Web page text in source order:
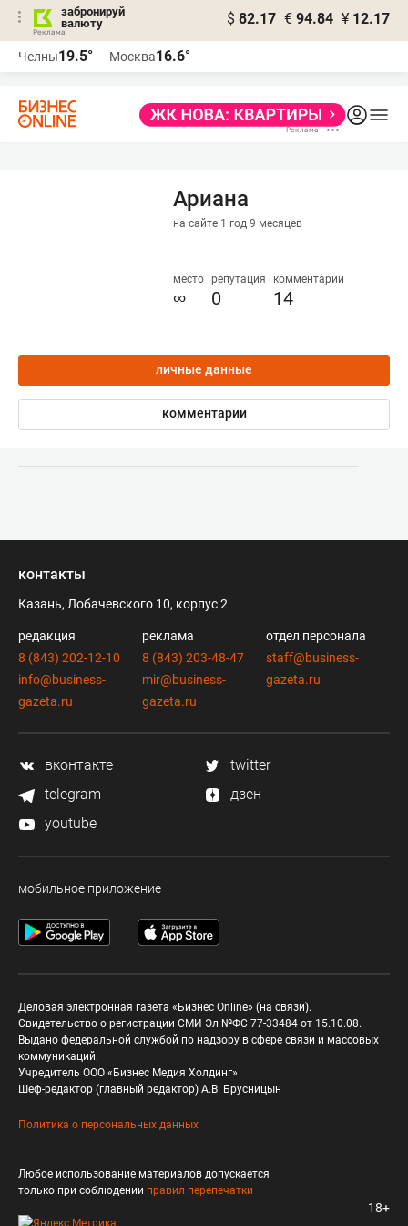
забронируй
валюту
$ 82.17 € 94.84 ¥ 12.17
Челны19.5° Москва16.6°
Ариана
на сайте 1 год 9 месяцев
место
∞
репутация
0
комментарии
14
личные данные
комментарии
контакты
Казань, Лобачевского 10, корпус 2
редакция
8 (843) 202-12-10
info@business-
gazeta.ru
реклама
8 (843) 203-48-47
mir@business-
gazeta.ru
отдел персонала
staff@business-
gazeta.ru
вконтакте
twitter
telegram
дзен
youtube
мобильное приложение
Деловая электронная газета «Бизнес Online» (на связи).
Свидетельство о регистрации СМИ Эл №ФС 77-33484 от 15.10.08.
Выдано федеральной службой по надзору в сфере связи и массовых
коммуникаций.
Учредитель ООО «Бизнес Медия Холдинг»
Шеф-редактор (главный редактор) А.В. Брусницын
Политика о персональных данных
Любое использование материалов допускается
только при соблюдении правил перепечатки
18+